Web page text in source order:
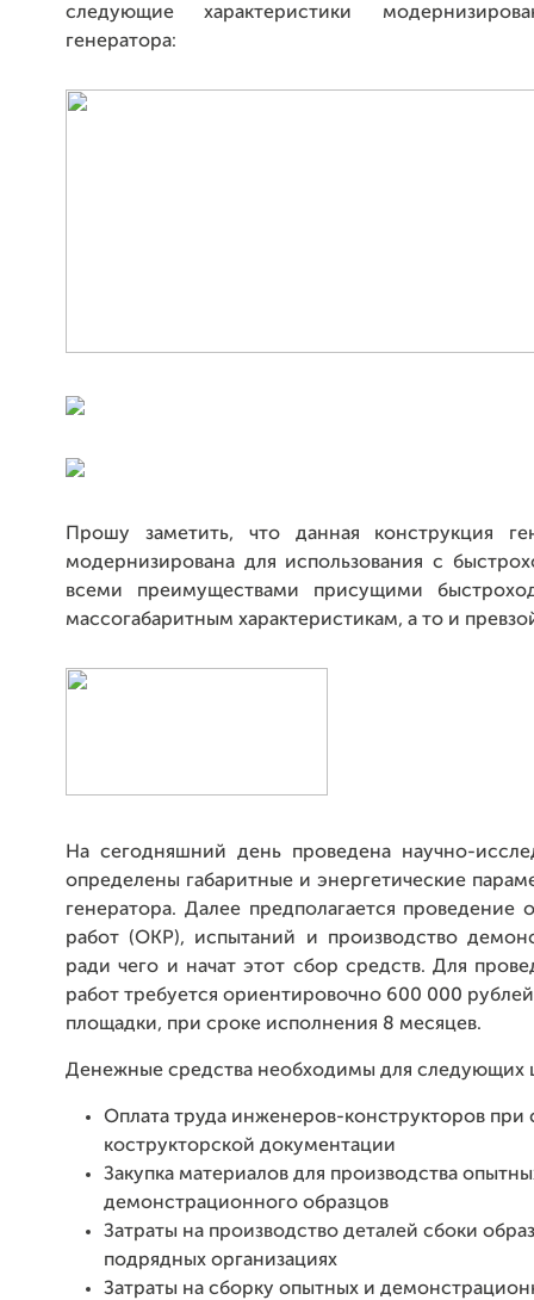
следующие характеристики
генератора:
Прошу заметить, что данная конструкция
модернизирована для использования с
всеми преимуществами присущими
массогабаритным характеристикам, а то и
На сегодняшний день проведена научно-
определены габаритные и энергетические
генератора. Далее предполагается проведение
работ (ОКР), испытаний и производство
ради чего и начат этот сбор средств. Для
работ требуется ориентировочно 600 000
площадки, при сроке исполнения 8 месяцев.
Денежные средства необходимы для следующих
Оплата труда инженеров-конструкторов при
кострукторской документации
Закупка материалов для производства
демонстрационного образцов
Затраты на производство деталей сбоки
подрядных организациях
Затраты на сборку опытных и